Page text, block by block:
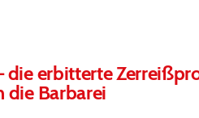
die erbitterte
die Barbarei